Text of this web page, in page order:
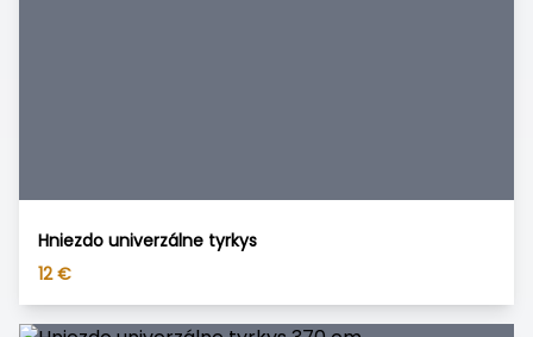
Hniezdo univerzálne tyrkys
12 €